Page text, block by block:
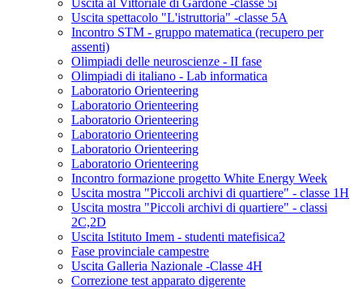
Uscita al Vittoriale di Gardone -classe 5i
Uscita spettacolo "L'istruttoria" -classe 5A
Incontro STM - gruppo matematica (recupero per
assenti)
Olimpiadi delle neuroscienze - II fase
Olimpiadi di italiano - Lab informatica
Laboratorio Orienteering
Laboratorio Orienteering
Laboratorio Orienteering
Laboratorio Orienteering
Laboratorio Orienteering
Laboratorio Orienteering
Incontro formazione progetto White Energy Week
Uscita mostra "Piccoli archivi di quartiere" - classe 1H
Uscita mostra "Piccoli archivi di quartiere" - classi
2C,2D
Uscita Istituto Imem - studenti matefisica2
Fase provinciale campestre
Uscita Galleria Nazionale -Classe 4H
Correzione test apparato digerente